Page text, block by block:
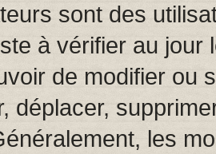
sont des
à vérifier au jour
de modifier ou
déplacer,
les